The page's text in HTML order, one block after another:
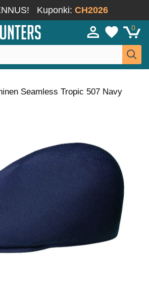
Kuponki: CH2026
0
Seamless Tropic 507 Navy